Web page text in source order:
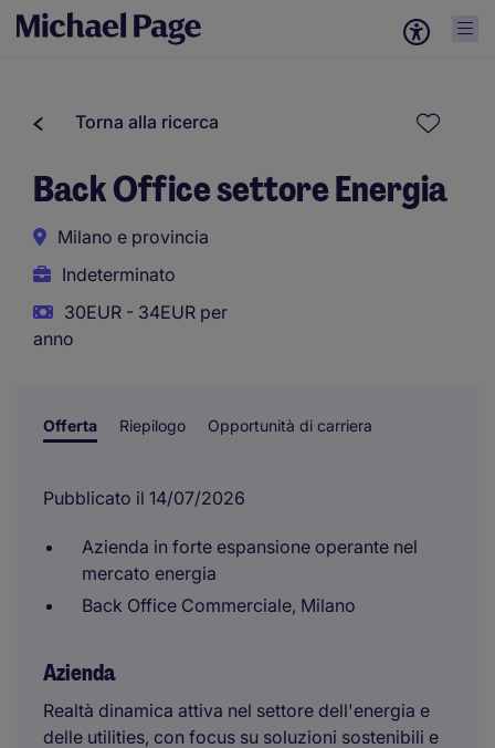
Torna alla ricerca
Back Office settore Energia
Milano e provincia
Indeterminato
30EUR - 34EUR per
anno
Offerta Riepilogo Opportunità di carriera
Pubblicato il 14/07/2026
Azienda in forte espansione operante nel
mercato energia
Back Office Commerciale, Milano
Azienda
Realtà dinamica attiva nel settore dell'energia e
delle utilities, con focus su soluzioni sostenibili e